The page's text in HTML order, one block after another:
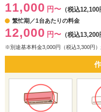
11,000 円〜 （税込12,100
繁忙期／1台あたりの料金
12,000 円〜 （税込13,200
※別途基本料金3,000円（税込3,300円）